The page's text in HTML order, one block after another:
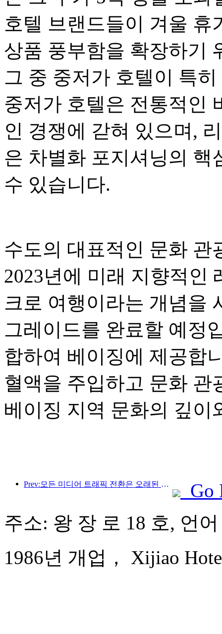
호텔 브랜드들이 겨울
상품 풍부함을 확장하기
그 중 중저가 호텔이 특
중저가 호텔은 전통적인
인 경쟁에 갇혀 있으며,
은 차별화 포지셔닝의 핵
수 있습니다.
수도의 대표적인 문화 관
2023년에 미래 지향적인
크로 여행이라는 개념을
그레이드를 완료할 예정
합하여 베이징에 제공합
혈액을 주입하고 문화
베이징 지역 문화의 깊이
Prev:모든 미디어 트래픽 전환은 오래된 매장에 활력을 불어넣고 '제로 램프업'의 새로운 모델을 만듭니다.
Go
주소: 왕 장 로 18 호, 언
1986년 개업， Xijiao